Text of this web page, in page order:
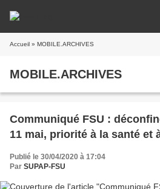
Accueil » MOBILE.ARCHIVES
MOBILE.ARCHIVES
Communiqué FSU :
11 mai, priorité à la santé et
Publié le 30/04/2020 à 17:04
Par SUPAP-FSU